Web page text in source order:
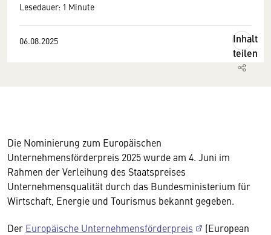
Lesedauer: 1 Minute
06.08.2025
Inhalt
teilen
Die Nominierung zum Europäischen
Unternehmensförderpreis 2025 wurde am 4. Juni im
Rahmen der Verleihung des Staatspreises
Unternehmensqualität durch das Bundesministerium für
Wirtschaft, Energie und Tourismus bekannt gegeben.
Der Europäische Unternehmensförderpreis
(European